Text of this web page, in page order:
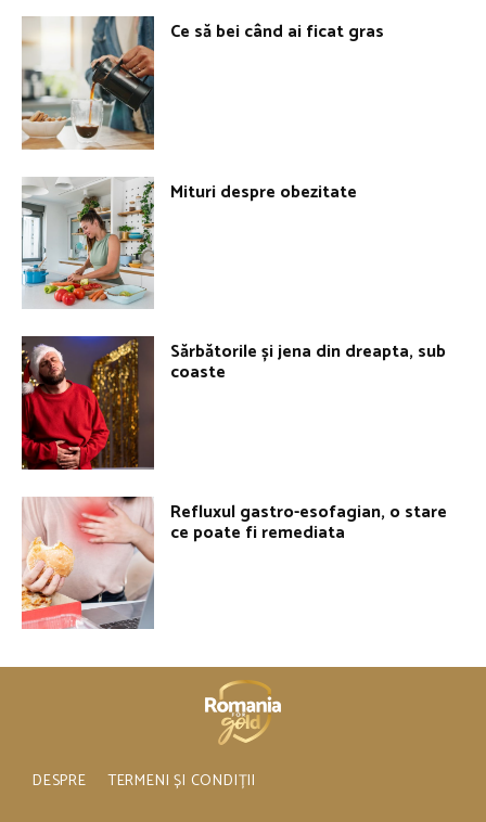
Ce să bei când ai ficat gras
Mituri despre obezitate
Sărbătorile și jena din dreapta, sub
coaste
Refluxul gastro-esofagian, o stare
ce poate fi remediata
DESPRE TERMENI ȘI CONDIȚII